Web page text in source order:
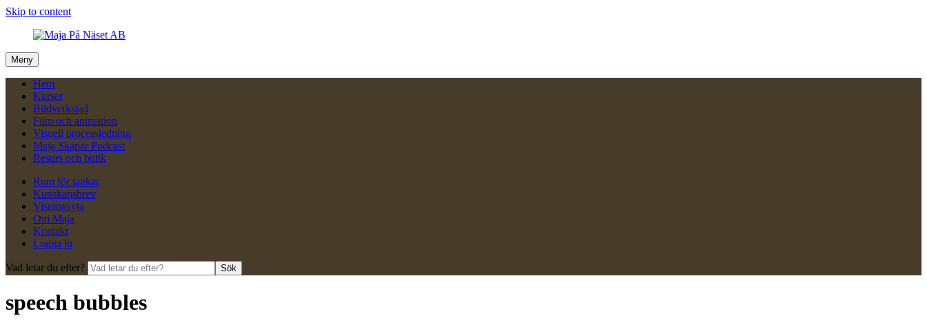
Skip to content
Meny
Hem
Kurser
Bildverkstad
Film och animation
Visuell processledning
Maja Skapar Podcast
Resurs och butik
Rum för tankar
Kunskapsbrev
Visningsyta
Om Maja
Kontakt
Logga in
Vad letar du efter? Sök
speech bubbles